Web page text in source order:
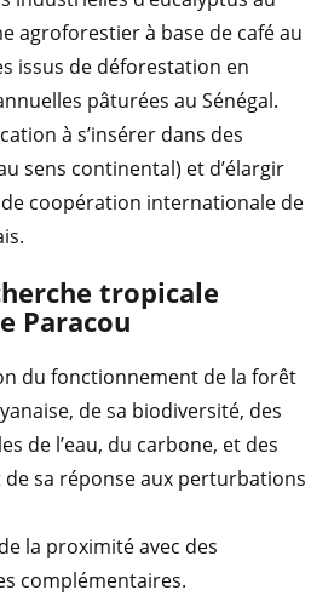
agroforestier à base de café au
issus de déforestation en
pâturées au Sénégal.
à s’insérer dans des
sens continental) et d’élargir
coopération internationale de
français.
tropicale
Paracou
du fonctionnement de la forêt
de sa biodiversité, des
de l’eau, du carbone, et des
sa réponse aux perturbations
la proximité avec des
complémentaires.